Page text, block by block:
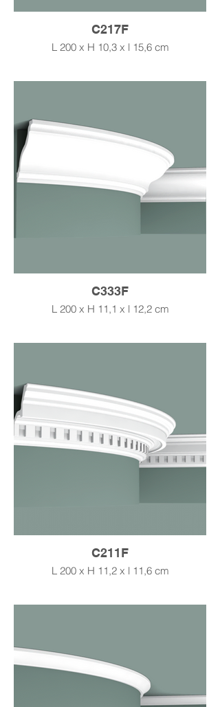
C217F
L 200 x H 10,3 x l 15,6 cm
C333F
L 200 x H 11,1 x l 12,2 cm
C211F
L 200 x H 11,2 x l 11,6 cm